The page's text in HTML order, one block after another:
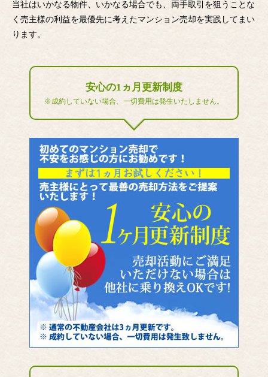
当社はいかなる物件、いかなる場合でも、両手取引を狙うことな
く売主様の利益を最優先に考えたマンション売却を実践してまい
ります。
安心の1ヵ月更新制度
※成約していない場合、一切費用は発生いたしません。